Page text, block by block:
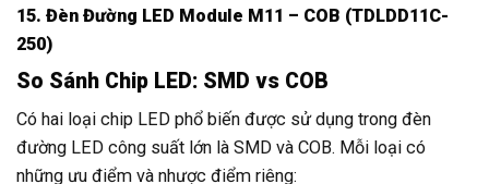
15. Đèn Đường LED Module M11 – COB (TDLDD11C-
250)
So Sánh Chip LED: SMD vs COB
Có hai loại chip LED phổ biến được sử dụng trong đèn
đường LED công suất lớn là SMD và COB. Mỗi loại có
những ưu điểm và nhược điểm riêng: